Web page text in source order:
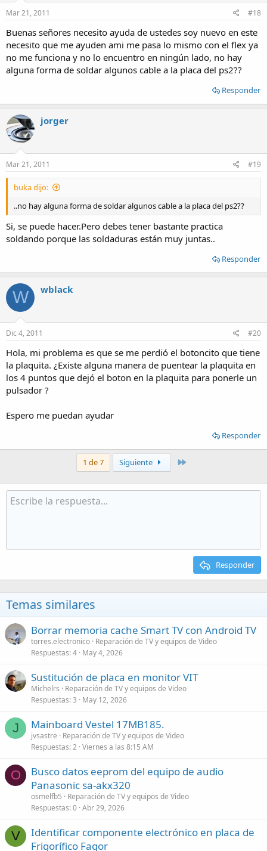
Mar 21, 2011 #18
Buenas señores necesito ayuda de ustedes soy nuevo en este
necesito que me ayuden ami me pasa lo mismo con el flex ya
no me funciona y no lo encuentro en ningún lado, no hay
alguna forma de soldar algunos cable a la placa del ps2??
Responder
jorger
Mar 21, 2011 #19
buka dijo:
..no hay alguna forma de soldar algunos cable a la placa del ps2??
Si, se puede hacer.Pero debes tener bastante practica
soldando porque las soldaduras están muy juntas..
Responder
W wblack
Dic 4, 2011 #20
Hola, mi problema es que se me perdió el botoncito que tiene
la plaquita. ¿Existe alguna manera de puentear la plaquita en
los 4 puntos que dejó el boton en la plaquita para ponerle un
pulsador ?
Espero me puedan ayudar
Responder
1 de 7 Siguiente
Responder
Temas similares
Borrar memoria cache Smart TV con Android TV
torres.electronico Reparación de TV y equipos de Video
Respuestas 4 May 4, 2026
Sustitución de placa en monitor VIT
Michelrs
Reparación de TV y equipos de Video
Respuestas 3 May 12, 2026
J Mainboard Vestel 17MB185.
jvsastre
Reparación de TV y equipos de Video
Respuestas 2 Viernes a las 8:15 AM
O
Busco datos eeprom del equipo de audio
Panasonic sa-akx320
osmelfb5
Reparación de TV y equipos de Video
Respuestas 0 Abr 29, 2026
V
Identificar componente electrónico en placa de
Frigorífico Fagor